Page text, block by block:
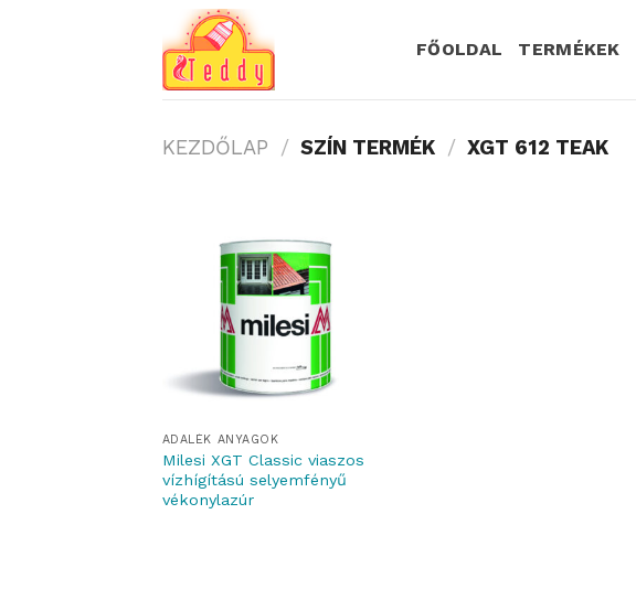
FŐOLDAL TERMÉKEK
KEZDŐLAP / SZÍN TERMÉK / XGT 612 TEAK
ADALÉK ANYAGOK
Milesi XGT Classic viaszos
vízhígítású selyemfényű
vékonylazúr